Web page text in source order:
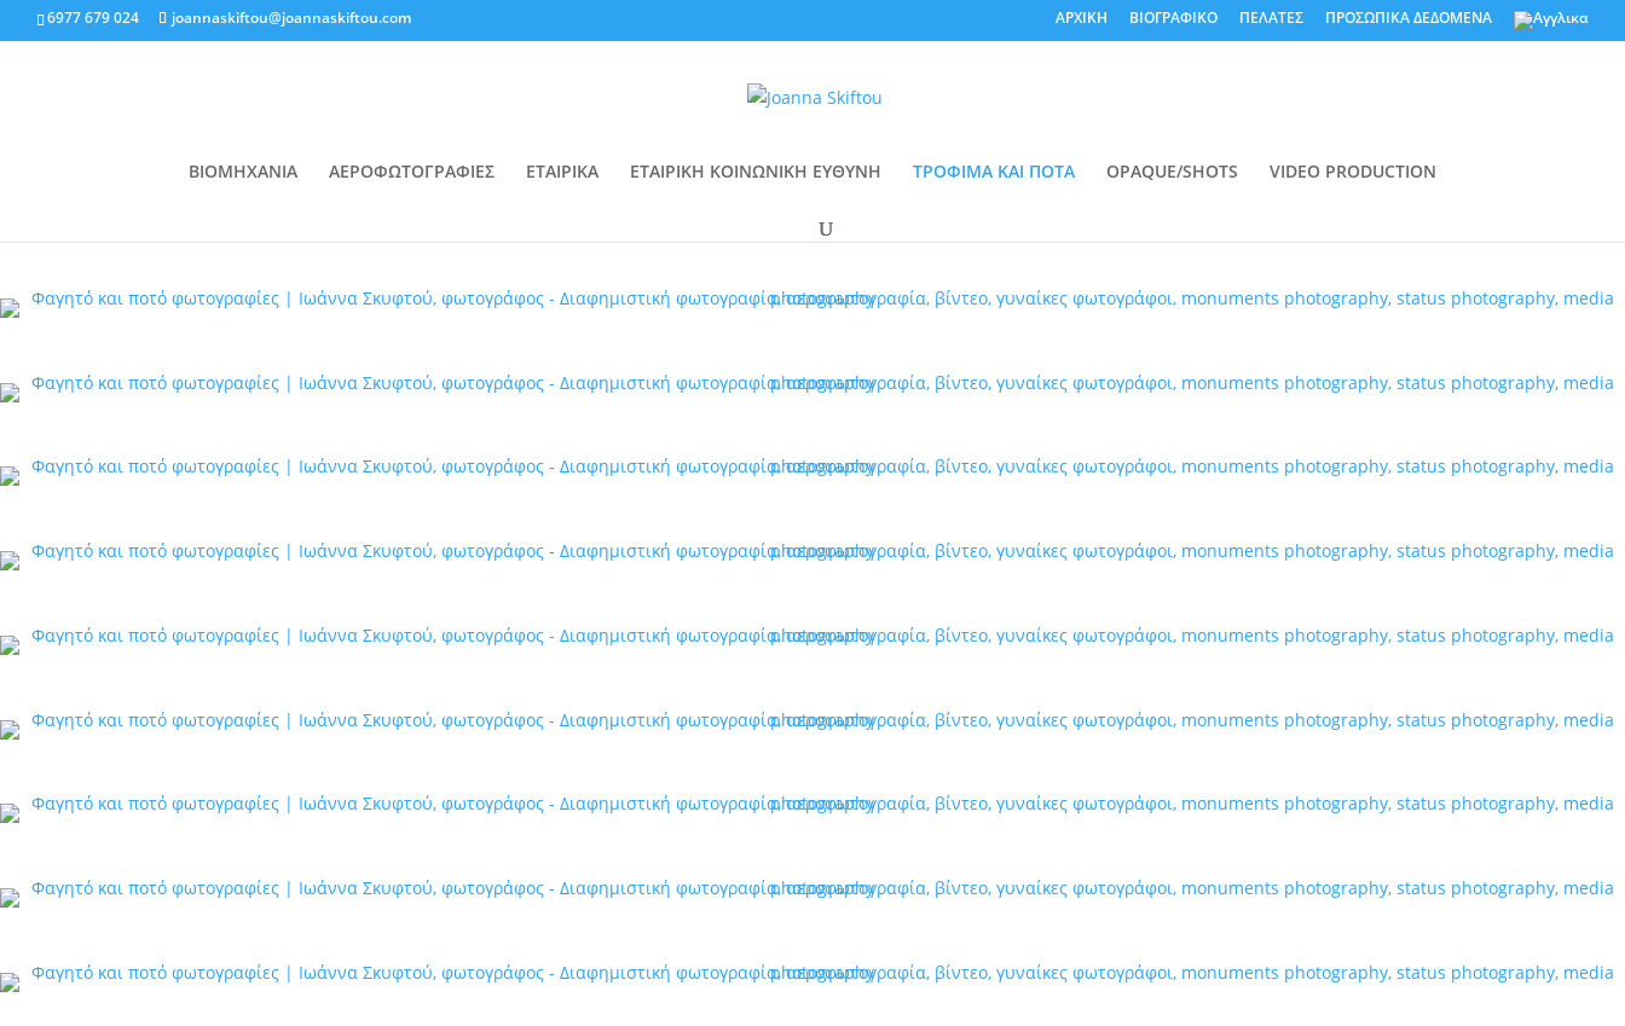
6977 679 024 joannaskiftou@joannaskiftou.com ΑΡΧΙΚΗ ΒΙΟΓΡΑΦΙΚΟ ΠΕΛΑΤΕΣ ΠΡΟΣΩΠΙΚΑ ΔΕΔΟΜΕΝΑ
ΒΙΟΜΗΧΑΝΙΑ ΑΕΡΟΦΩΤΟΓΡΑΦΙΕΣ ΕΤΑΙΡΙΚΑ ΕΤΑΙΡΙΚΗ ΚΟΙΝΩΝΙΚΗ ΕΥΘΥΝΗ ΤΡΟΦΙΜΑ ΚΑΙ ΠΟΤΑ OPAQUE/SHOTS VIDEO PRODUCTION